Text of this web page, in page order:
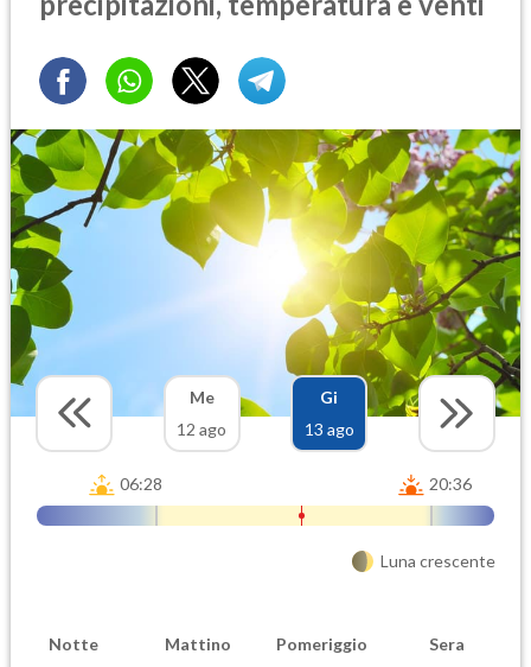
Me
12 ago
Gi
13 ago
06:28 20:36
Luna crescente
Notte Mattino Pomeriggio Sera